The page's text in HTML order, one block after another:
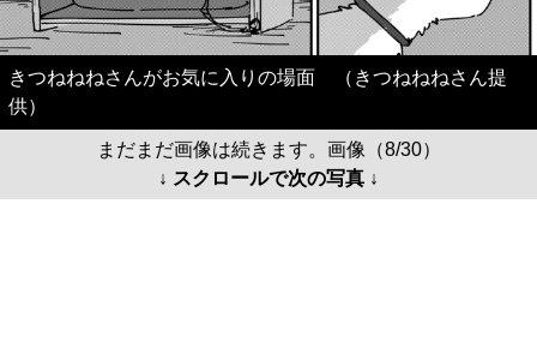
きつねねねさんがお気に入りの場面 （きつねねねさん提
供）
まだまだ画像は続きます。画像（8/30）
↓ スクロールで次の写真 ↓